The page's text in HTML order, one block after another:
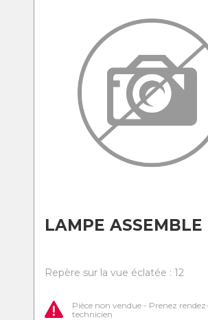
LAMPE ASSEMBLE
Repère sur la vue éclatée : 12
Pièce non vendue - Prenez
technicien